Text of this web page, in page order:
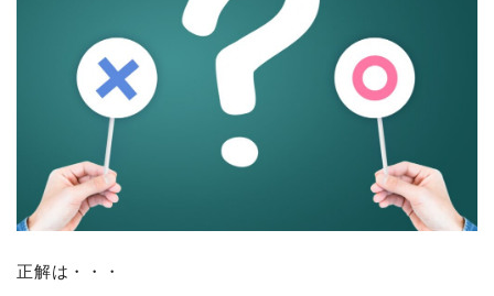
正解は・・・